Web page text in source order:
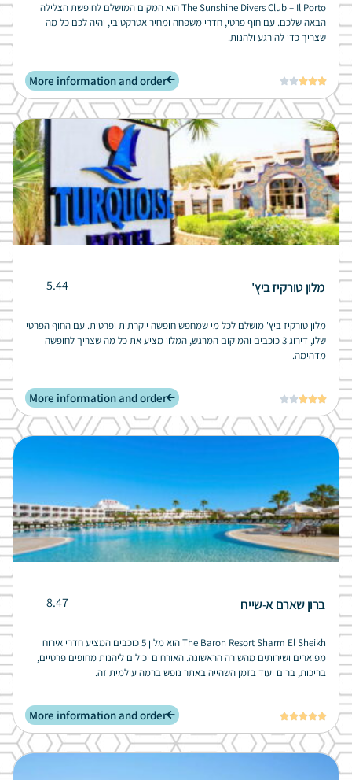
The Sunshine Divers Club – Il Porto הוא המקום המושלם לחופשת הצלילה
הבאה שלכם. עם חוף פרטי, חדרי משפחה ומחיר אטרקטיבי, יהיה לכם כל מה
שצריך כדי להירגע ולהנות.





More information and order
מלון טורקיז ביץ' 5.44
מלון טורקיז ביץ' מושלם לכל מי שמחפש חופשה יוקרתית ופרטית. עם החוף הפרטי
שלו, דירוג 3 כוכבים והמיקום המרגש, המלון מציע את כל מה שצריך לחופשה
מדהימה.





More information and order
ברון שארם א-שייח 8.47
The Baron Resort Sharm El Sheikh הוא מלון 5 כוכבים המציע חדרי אירוח
מפוארים ושירותים מהשורה הראשונה. האורחים יכולים ליהנות מחופים פרטיים,
בריכות, ברים ועוד בזמן השהייה באתר נופש ברמה עולמית זה.





More information and order